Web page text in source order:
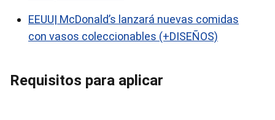
EEUU| McDonald’s lanzará nuevas comidas
con vasos coleccionables (+DISEÑOS)
Requisitos para aplicar